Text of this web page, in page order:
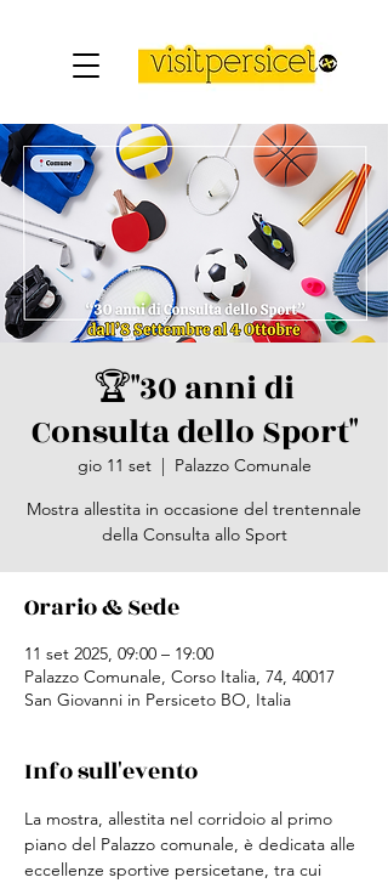
🏆​"30 anni di
Consulta dello Sport"
gio 11 set
  |
Palazzo Comunale
Mostra allestita in occasione del trentennale
della Consulta allo Sport
Orario & Sede
11 set 2025, 09:00 – 19:00
Palazzo Comunale, Corso Italia, 74, 40017
San Giovanni in Persiceto BO, Italia
Info sull'evento
La mostra, allestita nel corridoio al primo
piano del Palazzo comunale, è dedicata alle
eccellenze sportive persicetane, tra cui